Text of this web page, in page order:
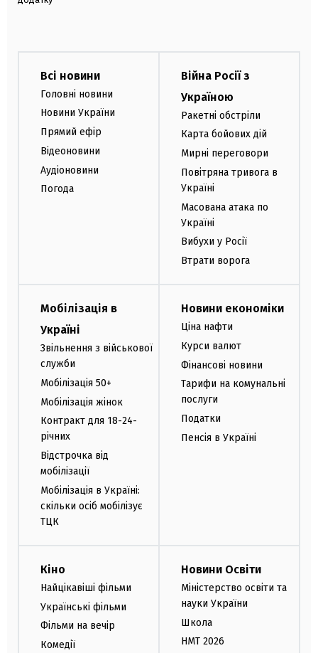
Всі новини
Головні новини
Новини України
Прямий ефір
Відеоновини
Аудіоновини
Погода
Війна Росії з
Україною
Ракетні обстріли
Карта бойових дій
Мирні переговори
Повітряна тривога в
Україні
Масована атака по
Україні
Вибухи у Росії
Втрати ворога
Мобілізація в
Україні
Звільнення з військової
служби
Мобілізація 50+
Мобілізація жінок
Контракт для 18-24-
річних
Відстрочка від
мобілізації
Мобілізація в Україні:
скільки осіб мобілізує
ТЦК
Новини економіки
Ціна нафти
Курси валют
Фінансові новини
Тарифи на комунальні
послуги
Податки
Пенсія в Україні
Кіно
Найцікавіші фільми
Українські фільми
Фільми на вечір
Комедії
Новини Освіти
Міністерство освіти та
науки України
Школа
НМТ 2026